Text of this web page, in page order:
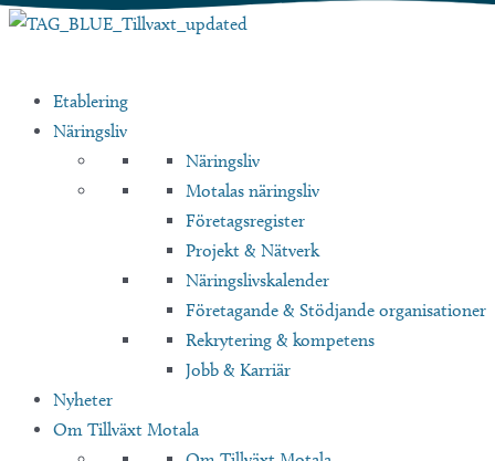
Hoppa
Etablering
Näringsliv
Näringsliv
Motalas näringsliv
Företagsregister
Projekt & Nätverk
Näringslivskalender
Företagande & Stödjande organisationer
Rekrytering & kompetens
Jobb & Karriär
Nyheter
Om Tillväxt Motala